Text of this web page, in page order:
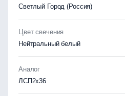
Светлый Город (Россия)
Цвет свечения
Нейтральный белый
Аналог
ЛСП2х36